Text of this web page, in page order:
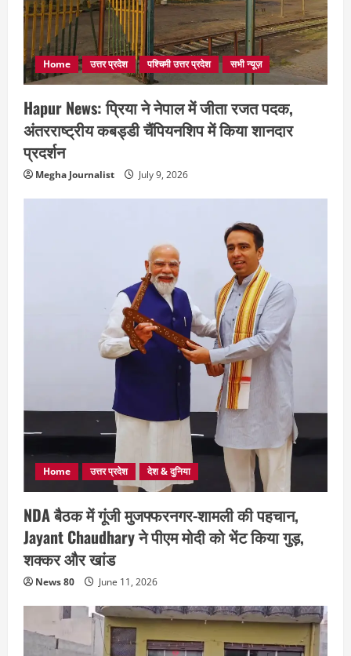
Home उत्तर प्रदेश पश्चिमी उत्तर प्रदेश सभी न्यूज़
Hapur News: प्रिया ने नेपाल में जीता रजत पदक,
अंतरराष्ट्रीय कबड्डी चैंपियनशिप में किया शानदार
प्रदर्शन
Megha Journalist July 9, 2026
Home उत्तर प्रदेश देश & दुनिया
NDA बैठक में गूंजी मुजफ्फरनगर-शामली की पहचान,
Jayant Chaudhary ने पीएम मोदी को भेंट किया गुड़,
शक्कर और खांड
News 80 June 11, 2026